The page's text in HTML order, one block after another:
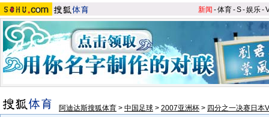
新闻 -体育-S-娱乐-
阿迪达斯搜狐体育 > 中国足球 > 2007亚洲杯 > 四分之一决赛日本